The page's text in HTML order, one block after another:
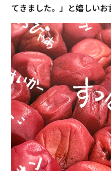
てきました。」と嬉しいお